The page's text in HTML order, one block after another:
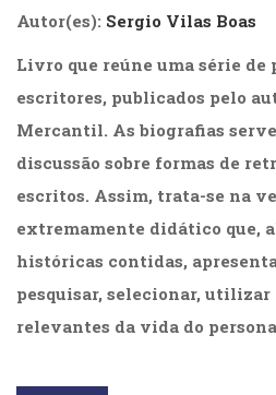
Culinária,
Alimentação
(14)
Negócios
(31)
Educação
Educação
Especial
(39)
(47)
Fonoaudiologia
Autor(es): Sergio Vilas Boas
Livro que reúne uma série de
escritores, publicados pelo
Mercantil. As biografias
discussão sobre formas de
escritos. Assim, trata-se na
extremamente didático que,
históricas contidas,
pesquisar, selecionar, utilizar
relevantes da vida do